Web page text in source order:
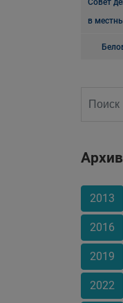
Совет
в
Архив
2013
2016
2019
2022